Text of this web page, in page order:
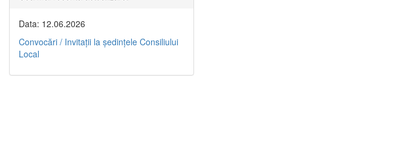
Data: 12.06.2026
Convocări / Invitaţii la şedinţele Consiliului
Local